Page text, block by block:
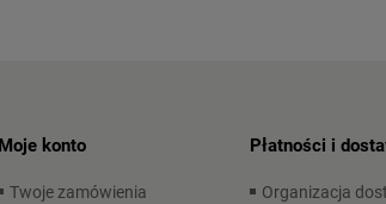
Moje konto
Twoje zamówienia
Płatności i
Organizacja